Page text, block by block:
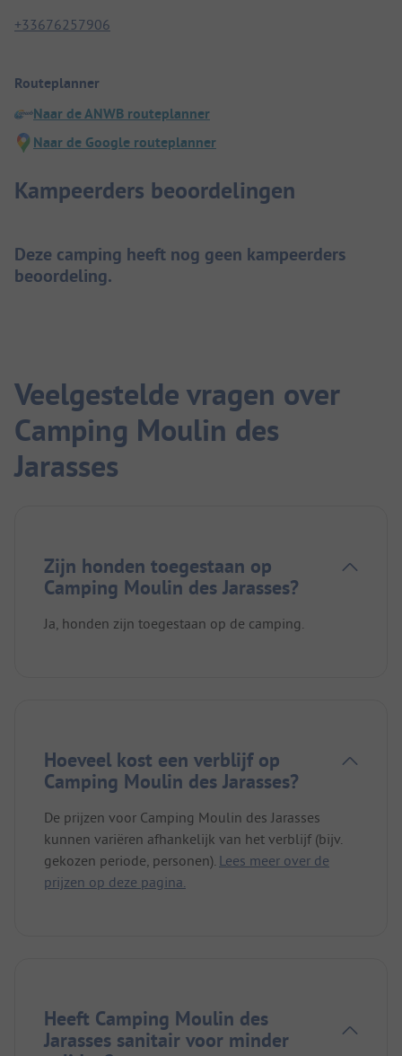
+33676257906
Routeplanner
Naar de ANWB routeplanner
Naar de Google routeplanner
Kampeerders beoordelingen
Deze camping heeft nog geen kampeerders
beoordeling.
Veelgestelde vragen over
Camping Moulin des
Jarasses
Zijn honden toegestaan op
Camping Moulin des Jarasses?
Ja, honden zijn toegestaan op de camping.
Hoeveel kost een verblijf op
Camping Moulin des Jarasses?
De prijzen voor Camping Moulin des Jarasses
kunnen variëren afhankelijk van het verblijf (bijv.
gekozen periode, personen). Lees meer over de
prijzen op deze pagina.
Heeft Camping Moulin des
Jarasses sanitair voor minder